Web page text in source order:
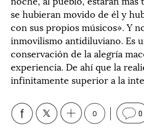
se hubieran movido de él y
con sus propios músicos». Y
inmovilismo antidiluviano. Es
conservación de la alegría
experiencia. De ahí que la
infinitamente superior a la
0 0